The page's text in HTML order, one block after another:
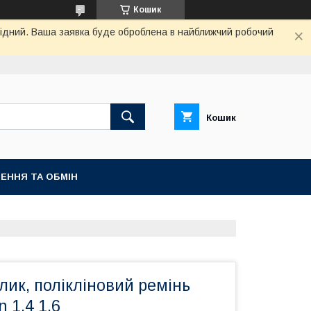
Кошик
Ваша заявка буде оброблена в найближчий робочий
Кошик
ТА ОБМІН
полікліновий ремінь
1.4 1.6